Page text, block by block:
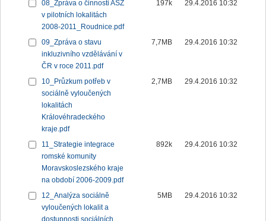
08_Zpráva o činnosti ASZ
v pilotních lokalitách
2008-2011_Roudnice.pdf
197k 29.4.2016 10:32
09_Zpráva o stavu
inkluzivního vzdělávání v
ČR v roce 2011.pdf
7,7MB 29.4.2016 10:32
10_Průzkum potřeb v
sociálně vyloučených
lokalitách
Královéhradeckého
kraje.pdf
2,7MB 29.4.2016 10:32
11_Strategie integrace
romské komunity
Moravskoslezského kraje
na období 2006-2009.pdf
892k 29.4.2016 10:32
12_Analýza sociálně
vyloučených lokalit a
5MB 29.4.2016 10:32